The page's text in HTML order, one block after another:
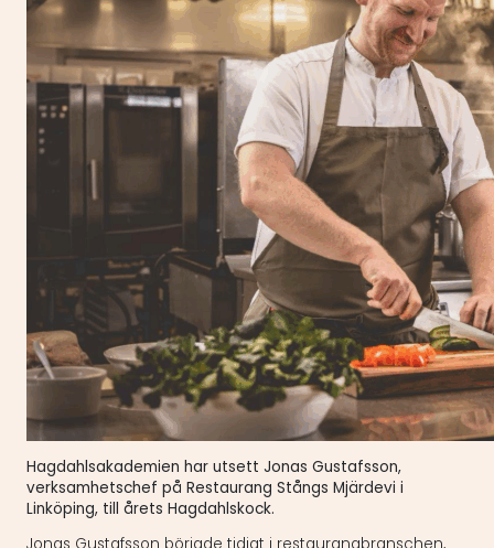
Hagdahlsakademien har utsett Jonas Gustafsson,
verksamhetschef på Restaurang Stångs Mjärdevi i
Linköping, till årets Hagdahlskock.